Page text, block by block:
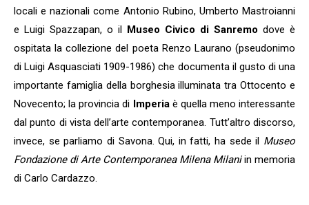
locali e nazionali come Antonio Rubino, Umberto Mastroianni
e Luigi Spazzapan, o il
Museo Civico di Sanremo dove è
ospitata la collezione del poeta Renzo Laurano (pseudonimo
di Luigi Asquasciati 1909-1986) che documenta il gusto di una
importante famiglia della borghesia illuminata tra Ottocento e
Novecento; la provincia di Imperiaè quella meno interessante
dal punto di vista dell’arte contemporanea. Tutt’altro discorso,
invece, se parliamo di Savona. Qui, in fatti, ha sede il Museo
Fondazione di Arte Contemporanea Milena Milaniin memoria
di Carlo Cardazzo.